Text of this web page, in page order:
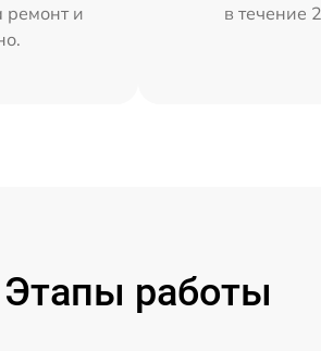
ремонт и
в течение
Этапы работы